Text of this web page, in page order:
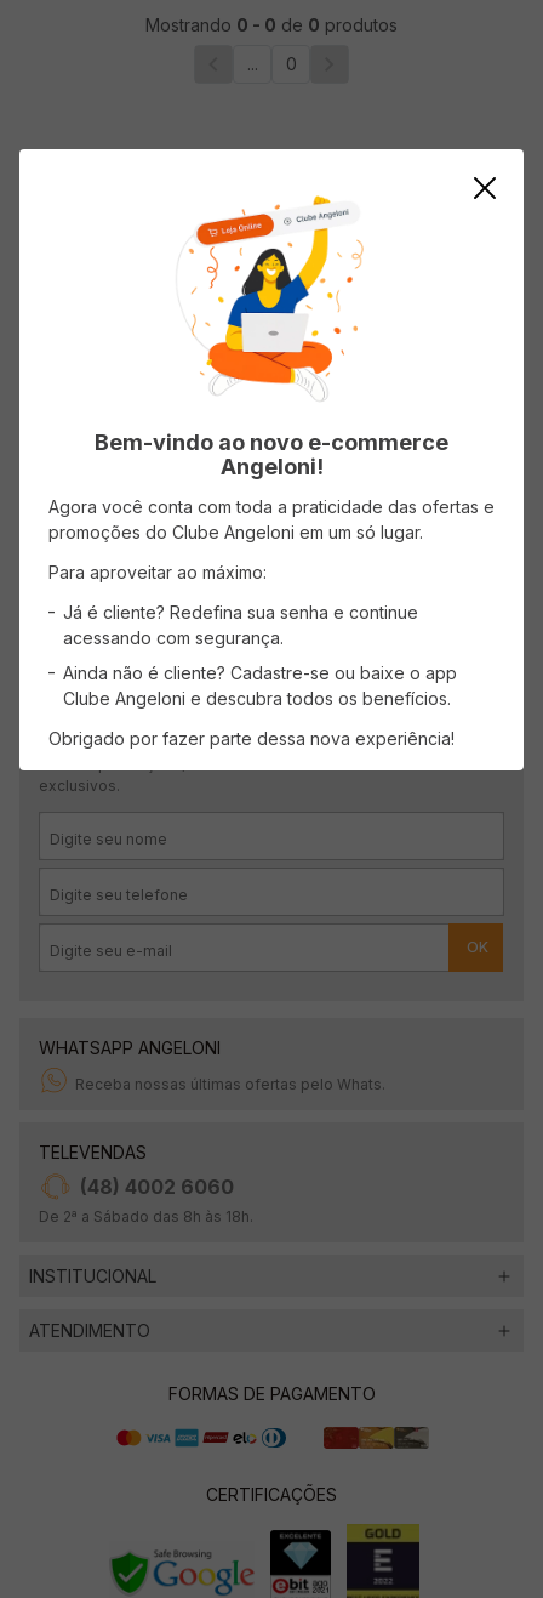
Mostrando 0 - 0 de 0 produtos
...
0
exclusivos.
OK
WHATSAPP ANGELONI
Receba nossas últimas ofertas pelo Whats.
TELEVENDAS
(48) 4002 6060
De 2ª a Sábado das 8h às 18h.
INSTITUCIONAL
ATENDIMENTO
FORMAS DE PAGAMENTO
CERTIFICAÇÕES
Bem-vindo ao novo e-commerce
Angeloni!
Agora você conta com toda a praticidade das ofertas e
promoções do Clube Angeloni em um só lugar.
Para aproveitar ao máximo:
Já é cliente? Redefina sua senha e continue
acessando com segurança.
Ainda não é cliente? Cadastre-se ou baixe o app
Clube Angeloni e descubra todos os benefícios.
Obrigado por fazer parte dessa nova experiência!